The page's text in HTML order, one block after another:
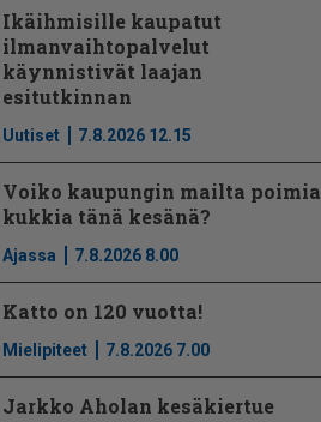
Ikäihmisille kaupatut
ilmanvaihtopalvelut
käynnistivät laajan
esitutkinnan
Uutiset 7.8.2026 12.15
Voiko kaupungin mailta poimia
kukkia tänä kesänä?
Ajassa 7.8.2026 8.00
Katto on 120 vuotta!
Mielipiteet 7.8.2026 7.00
Jarkko Aholan kesäkiertue